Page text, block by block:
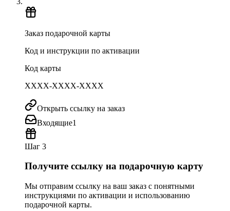
Заказ подарочной карты
Код и инструкции по активации
Код карты
XXXX-XXXX-XXXX
Открыть ссылку на заказ
Входящие1
Шаг 3
Получите ссылку на подарочную карту
Мы отправим ссылку на ваш заказ с понятными
инструкциями по активации и использованию
подарочной карты.